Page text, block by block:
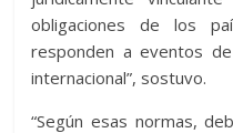
obligaciones de los
responden a eventos
internacional”, sostuvo.
“Según esas normas,